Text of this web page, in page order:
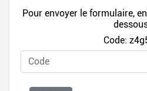
Pour envoyer le formulaire,
Code: